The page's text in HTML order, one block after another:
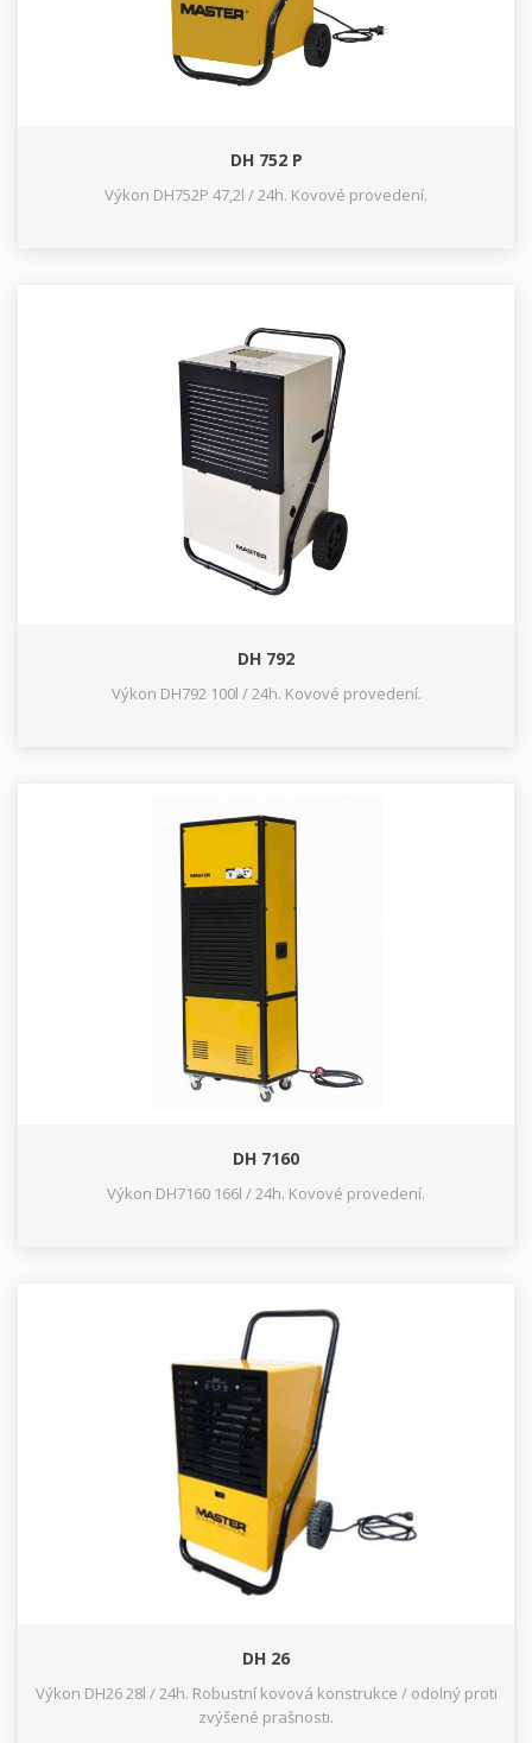
DH 752 P
Výkon DH752P 47,2l / 24h. Kovové provedení.
DH 792
Výkon DH792 100l / 24h. Kovové provedení.
DH 7160
Výkon DH7160 166l / 24h. Kovové provedení.
DH 26
Výkon DH26 28l / 24h. Robustní kovová konstrukce / odolný proti
zvýšené prašnosti.